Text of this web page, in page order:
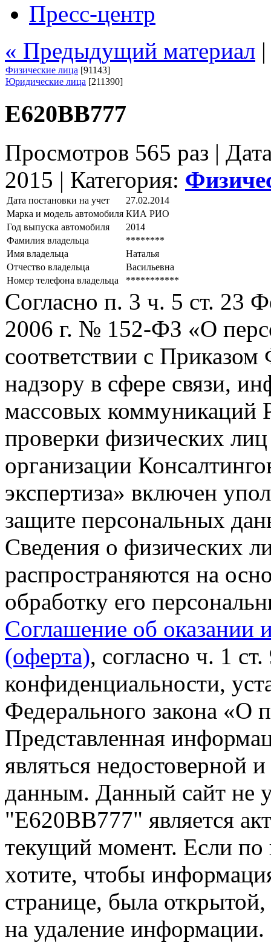
Пресс-центр
« Предыдущий материал
Физические лица [91143]
Юридические лица [211390]
Е620ВВ777
Просмотров 565 раз |
2015 | Категория:
Дата постановки на учет
27.02.2014
Марка и модель автомобиля КИА РИО
Год выпуска автомобиля
2014
Фамилия владельца
********
Имя владельца
Наталья
Отчество владельца
Васильевна
Номер телефона владельца
***********
Согласно п. 3 ч. 5 ст. 23
2006 г. № 152-ФЗ «О
соответствии с
надзору в сфере связи,
массовых коммуникаций
проверки физических
организации
экспертиза» включен
защите персональных
Сведения о физических
распространяются на
обработку его
Соглашение об оказании
(оферта), согласно ч. 1
конфиденциальности,
Федерального закона «О
Представленная
являться недостоверной
данным. Данный сайт не
"Е620ВВ777" является
текущий момент. Если
хотите, чтобы
странице, была открытой,
на удаление информации.